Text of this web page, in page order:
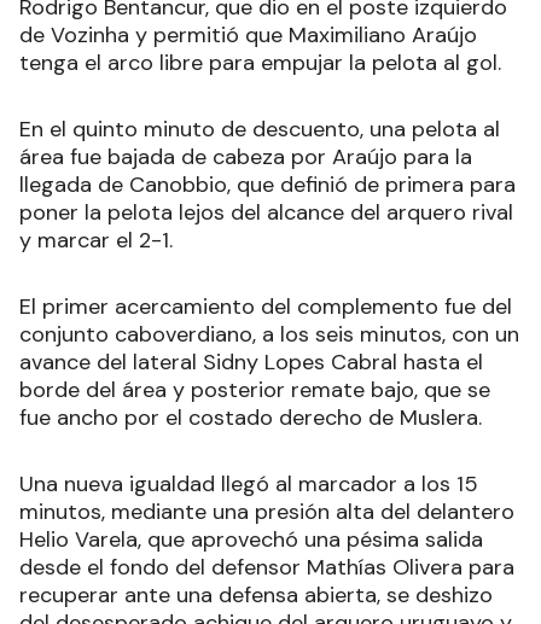
Rodrigo Bentancur, que dio en el poste izquierdo
de Vozinha y permitió que Maximiliano Araújo
tenga el arco libre para empujar la pelota al gol.
En el quinto minuto de descuento, una pelota al
área fue bajada de cabeza por Araújo para la
llegada de Canobbio, que definió de primera para
poner la pelota lejos del alcance del arquero rival
y marcar el 2-1.
El primer acercamiento del complemento fue del
conjunto caboverdiano, a los seis minutos, con un
avance del lateral Sidny Lopes Cabral hasta el
borde del área y posterior remate bajo, que se
fue ancho por el costado derecho de Muslera.
Una nueva igualdad llegó al marcador a los 15
minutos, mediante una presión alta del delantero
Helio Varela, que aprovechó una pésima salida
desde el fondo del defensor Mathías Olivera para
recuperar ante una defensa abierta, se deshizo